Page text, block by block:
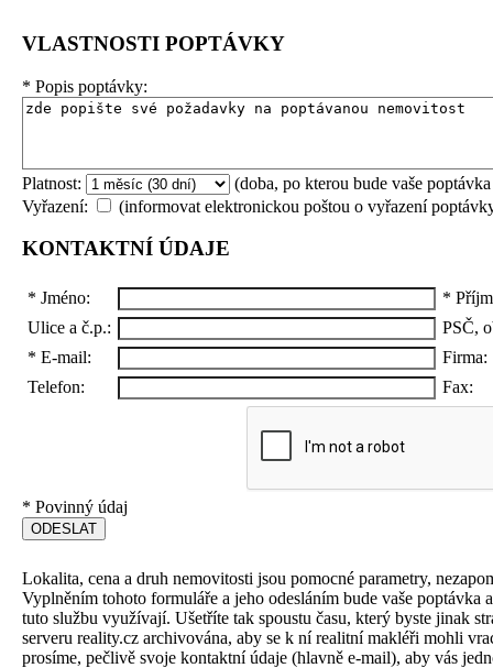
VLASTNOSTI POPTÁVKY
* Popis poptávky:
Platnost:
(doba, po kterou bude vaše
Vyřazení:
(informovat elektronickou poštou o vyřazení
KONTAKTNÍ ÚDAJE
* Jméno: *
Ulice a č.p.:
PSČ,
* E-mail:
Firma:
Telefon:
Fax:
* Povinný údaj
Lokalita, cena a druh nemovitosti jsou pomocné parametry,
Vyplněním tohoto formuláře a jeho odesláním bude vaše
tuto službu využívají. Ušetříte tak spoustu času, který byste jinak
serveru reality.cz archivována, aby se k ní realitní makléři mohli
prosíme, pečlivě svoje kontaktní údaje (hlavně e-mail), aby vás